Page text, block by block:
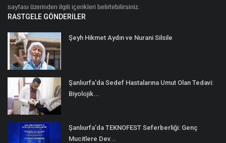
sayfası üzerinden ilgili içerikleri belirtebilirsiniz.
RASTGELE GÖNDERILER
Şeyh Hikmet Aydın ve Nurani Silsile
Şanlıurfa'da Sedef Hastalarına Umut Olan Tedavi:
Biyolojik...
Şanlıurfa’da TEKNOFEST Seferberliği: Genç
Mucitlere Dev...